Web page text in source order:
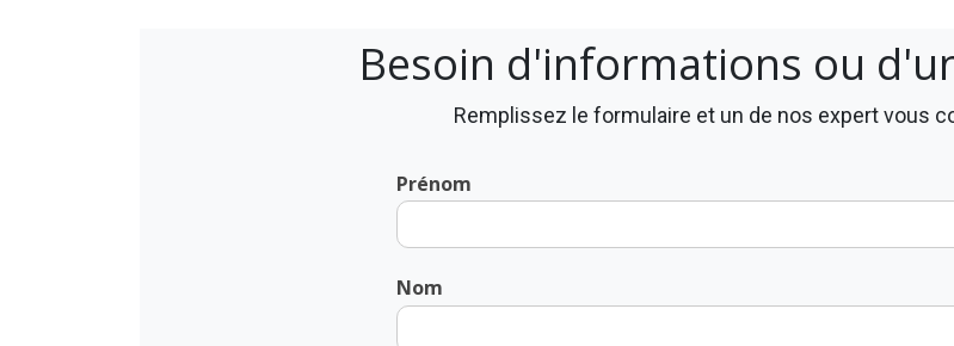
Besoin d'informations ou
Remplissez le formulaire et un de nos expert vous
Prénom
Nom